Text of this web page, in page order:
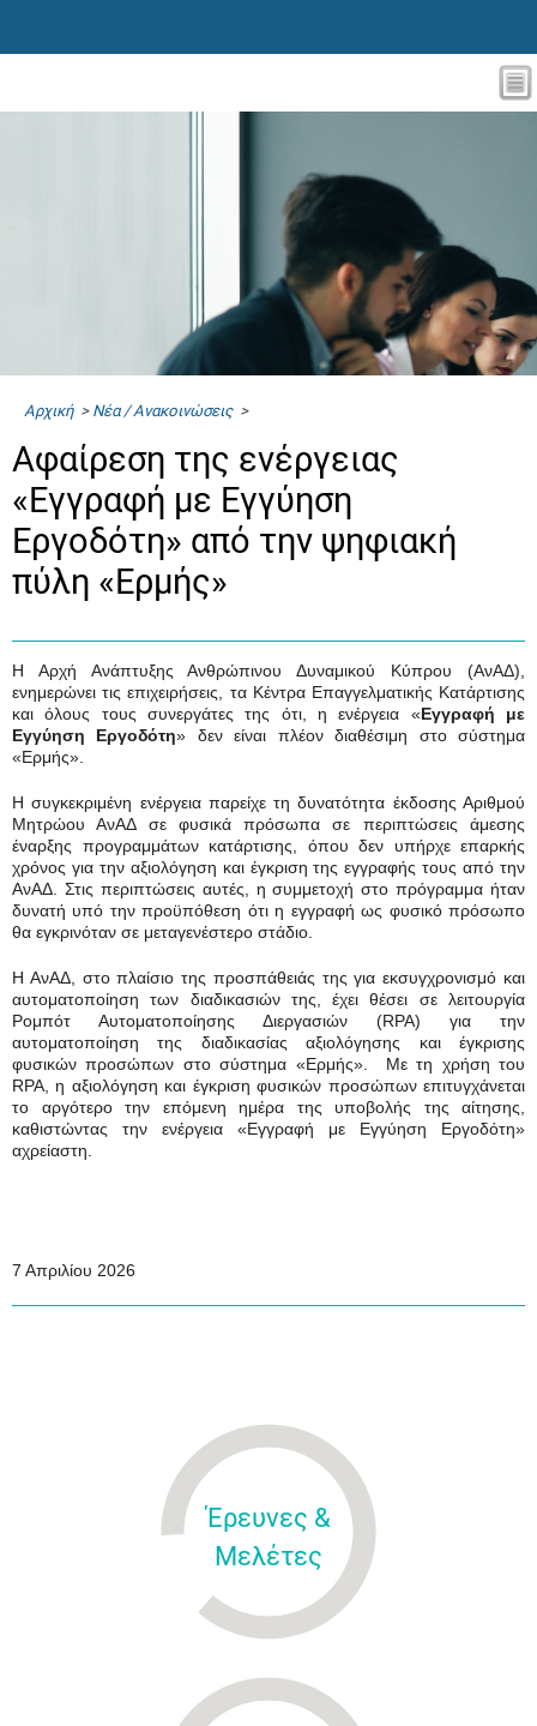
Αρχική> Νέα / Ανακοινώσεις>
Αφαίρεση της ενέργειας
«Εγγραφή με Εγγύηση
Εργοδότη» από την ψηφιακή
πύλη «Ερμής»
Η Αρχή Ανάπτυξης Ανθρώπινου Δυναμικού Κύπρου (ΑνΑΔ),
ενημερώνει τις επιχειρήσεις, τα Κέντρα Επαγγελματικής Κατάρτισης
και όλους τους συνεργάτες της ότι, η ενέργεια «Εγγραφή με
Εγγύηση Εργοδότη» δεν είναι πλέον διαθέσιμη στο σύστημα
«Ερμής».
Η συγκεκριμένη ενέργεια παρείχε τη δυνατότητα έκδοσης Αριθμού
Μητρώου ΑνΑΔ σε φυσικά πρόσωπα σε περιπτώσεις άμεσης
έναρξης προγραμμάτων κατάρτισης, όπου δεν υπήρχε επαρκής
χρόνος για την αξιολόγηση και έγκριση της εγγραφής τους από την
ΑνΑΔ. Στις περιπτώσεις αυτές, η συμμετοχή στο πρόγραμμα ήταν
δυνατή υπό την προϋπόθεση ότι η εγγραφή ως φυσικό πρόσωπο
θα εγκρινόταν σε μεταγενέστερο στάδιο.
Η ΑνΑΔ, στο πλαίσιο της προσπάθειάς της για εκσυγχρονισμό και
αυτοματοποίηση των διαδικασιών της, έχει θέσει σε λειτουργία
Ρομπότ Αυτοματοποίησης Διεργασιών (RPA) για την
αυτοματοποίηση της διαδικασίας αξιολόγησης και έγκρισης
φυσικών προσώπων στο σύστημα «Ερμής». Με τη χρήση του
RPA , η αξιολόγηση και έγκριση φυσικών προσώπων επιτυγχάνεται
το αργότερο την επόμενη ημέρα της υποβολής της αίτησης,
καθιστώντας την ενέργεια «Εγγραφή με Εγγύηση Εργοδότη»
αχρείαστη.
7 Απριλίου 2026
Έρευνες &
Μελέτες